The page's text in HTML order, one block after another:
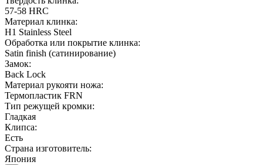
57-58 HRC
Материал клинка:
H1 Stainless Steel
Обработка или покрытие клинка:
Satin finish (cатинирование)
Замок:
Back Lock
Материал рукояти ножа:
Термопластик FRN
Тип режущей кромки:
Гладкая
Клипса:
Есть
Страна изготовитель:
Япония